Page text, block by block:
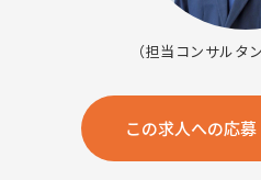
（担当コンサルタ
この求人への応